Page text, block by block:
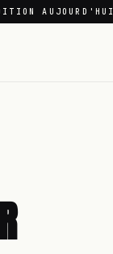
AUJOURD'HUI